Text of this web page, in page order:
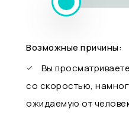
Возможные причины:
Вы
со скоростью,
ожидаемую от